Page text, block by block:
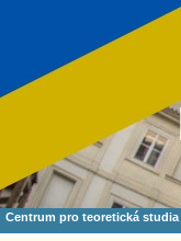
Centrum pro teoretická studia